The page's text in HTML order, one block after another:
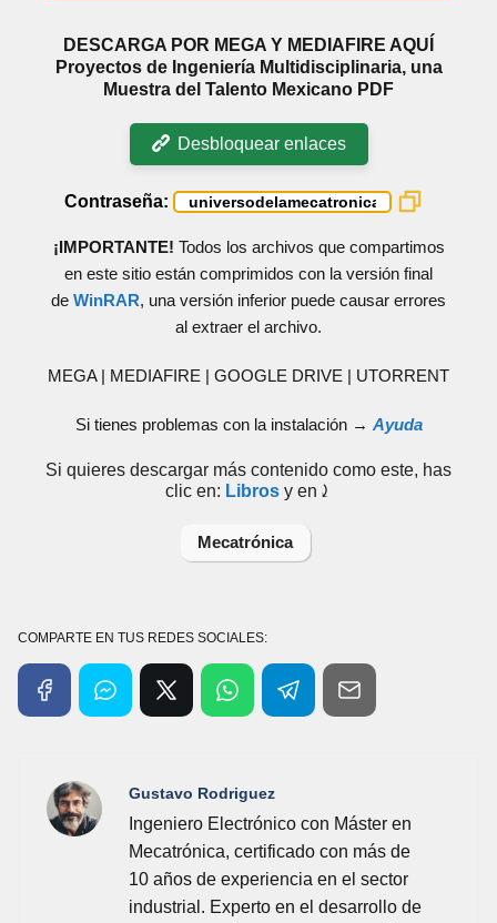
DESCARGA POR MEGA Y MEDIAFIRE AQUÍ
Proyectos de Ingeniería Multidisciplinaria, una
Muestra del Talento Mexicano PDF
Desbloquear enlaces
Contraseña:
¡IMPORTANTE! Todos los archivos que compartimos
en este sitio están comprimidos con la versión final
de WinRAR, una versión inferior puede causar errores
al extraer el archivo.
MEGA | MEDIAFIRE | GOOGLE DRIVE | UTORRENT
Si tienes problemas con la instalación → Ayuda
Si quieres descargar más contenido como este, has
clic en: Libros y en⤸
Mecatrónica
COMPARTE EN TUS REDES SOCIALES:
Gustavo Rodriguez
Ingeniero Electrónico con Máster en
Mecatrónica, certificado con más de
10 años de experiencia en el sector
industrial. Experto en el desarrollo de